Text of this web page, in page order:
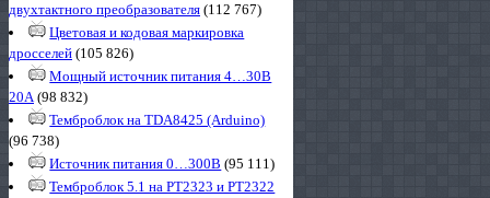
двухтактного преобразователя (112 767)
Цветовая и кодовая маркировка
дросселей (105 826)
Мощный источник питания 4…30В
20А(98 832)
Темброблок на TDA8425 (Arduino)
(96 738)
Источник питания 0…300В (95 111)
Темброблок 5.1 на PT2323 и PT2322